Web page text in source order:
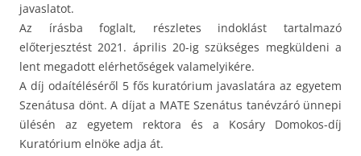
javaslatot.
Az írásba foglalt, részletes indoklást tartalmazó
előterjesztést 2021. április 20-ig szükséges megküldeni a
lent megadott elérhetőségek valamelyikére.
A díj odaítéléséről 5 fős kuratórium javaslatára az egyetem
Szenátusa dönt. A díjat a MATE Szenátus tanévzáró ünnepi
ülésén az egyetem rektora és a Kosáry Domokos-díj
Kuratórium elnöke adja át.